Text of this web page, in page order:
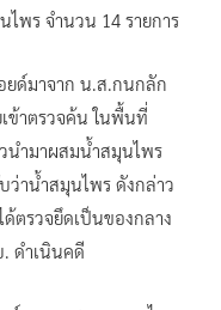
ไพร จํานวน 14 รายการ
ยด์มาจาก น.ส.กนกลัก
ข้าตรวจค้น ในพื้นที่
ำมาผสมน้ำสมุนไพร
าน้ำสมุนไพร ดังกล่าว
ตรวจยึดเป็นของกลาง
ดำเนินคดี